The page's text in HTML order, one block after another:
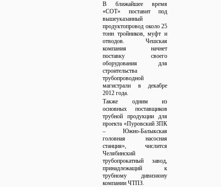
В ближайшее время
«СОТ» поставит под
вышеуказанный
продуктопровод около 25
тонн тройников, муфт и
отводов. Чешская
компания начнет
поставку своего
оборудования для
строительства
трубопроводной
магистрали в декабре
2012 года.
Также одним из
основных поставщиков
трубной продукции для
проекта «Пуровский ЗПК
– Южно-Балыкская
головная насосная
станция», числится
Челябинский
трубопрокатный завод,
принадлежащий к
трубному дивизиону
компании ЧТПЗ.